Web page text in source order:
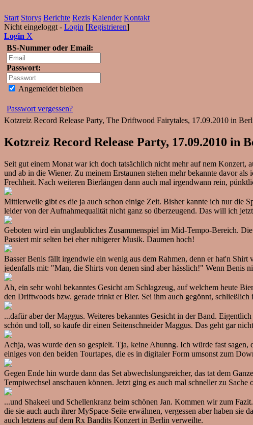
Start Storys Berichte Rezis Kalender Kontakt
Nicht eingeloggt - Login [Registrieren]
Login X
BS-Nummer oder Email:
Passwort:
Angemeldet bleiben
Passwort vergessen?
Kotzreiz Record Release Party, The Driftwood Fairytales, 17.09.2010 in
Kotzreiz Record Release Party, 17.09.2010 in
Seit gut einem Monat war ich doch tatsächlich nicht mehr auf nem
und ab in die Wiener. Zu meinem Erstaunen stehen mehr bekannte davor
Frechheit. Nach weiteren Bierlängen dann auch mal irgendwann rein,
Mittlerweile gibt es die ja auch schon einige Zeit. Bisher kannte ich nur die
leider von der Aufnahmequalität nicht ganz so überzeugend. Das will ich
Geboten wird ein unglaubliches Zusammenspiel im Mid-Tempo-Bereich.
Passiert mir selten bei eher ruhigerer Musik. Daumen hoch!
Basser Benis fällt irgendwie ein wenig aus dem Rahmen, denn er hat'n
jedenfalls mit: "Man, die Shirts von denen sind aber hässlich!" Wenn Benis
Ah, ein sehr wohl bekanntes Gesicht am Schlagzeug, auf welchem heute
den Driftwoods bzw. gerade trinkt er Bier. Sei ihm auch gegönnt,
...dafür aber der Maggus. Weiteres bekanntes Gesicht in der Band.
schön und toll, so kaufe dir einen Seitenschneider Maggus. Das geht gar
Achja, was wurde den so gespielt. Tja, keine Ahunng. Ich würde fast
einiges von den beiden Tourtapes, die es in digitaler Form umsonst zum
Gegen Ende hin wurde dann das Set abwechslungsreicher, das tat dem
Tempiwechsel anschauen können. Jetzt ging es auch mal schneller zu
...und Shakeei und Schellenkranz beim schönen Jan. Kommen wir zum
die sie auch auch ihrer MySpace-Seite erwähnen, vergessen aber haben
auch letztens auf dem Rx Bandits Konzert in Berlin verweilte.